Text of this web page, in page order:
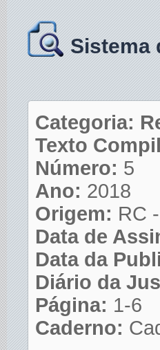
Sistema
Categoria:
Texto
Número: 5
Ano: 2018
Origem: RC
Data de
Data da
Diário da
Página: 1-6
Caderno: